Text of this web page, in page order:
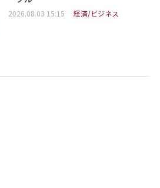
2026.08.03 15:15 経済/ビジネス